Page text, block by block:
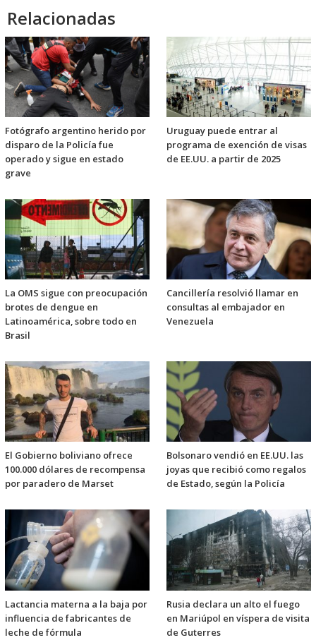
Relacionadas
Fotógrafo argentino herido por
disparo de la Policía fue
operado y sigue en estado
grave
Uruguay puede entrar al
programa de exención de visas
de EE.UU. a partir de 2025
La OMS sigue con preocupación
brotes de dengue en
Latinoamérica, sobre todo en
Brasil
Cancillería resolvió llamar en
consultas al embajador en
Venezuela
El Gobierno boliviano ofrece
100.000 dólares de recompensa
por paradero de Marset
Bolsonaro vendió en EE.UU. las
joyas que recibió como regalos
de Estado, según la Policía
Lactancia materna a la baja por
influencia de fabricantes de
leche de fórmula
Rusia declara un alto el fuego
en Mariúpol en víspera de visita
de Guterres